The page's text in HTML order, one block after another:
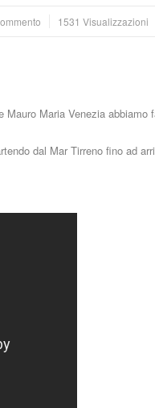
1531 Visualizzazioni
Maria Venezia abbiamo
dal Mar Tirreno fino ad